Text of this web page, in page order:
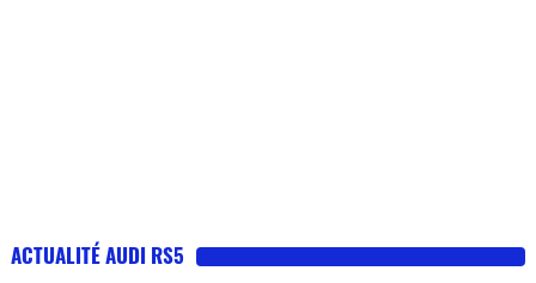
ACTUALITÉ AUDI RS5